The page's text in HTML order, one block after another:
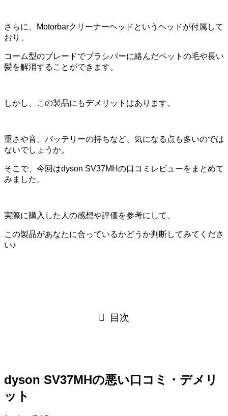
さらに、Motorbarクリーナーヘッドというヘッドが付属して
おり、
コーム型のブレードでブラシバーに絡んだペットの毛や長い
髪を解消することができます。
しかし、この製品にもデメリットはあります。
重さや音、バッテリーの持ちなど、気になる点も多いのでは
ないでしょうか。
そこで、今回はdyson SV37MHの口コミレビューをまとめて
みました。
実際に購入した人の感想や評価を参考にして、
この製品があなたに合っているかどうか判断してみてくださ
い♪
目次
dyson SV37MHの悪い口コミ・デメリ
ット